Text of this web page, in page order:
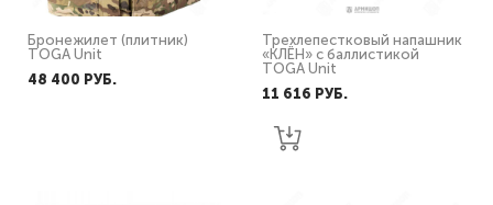
Бронежилет (плитник)
TOGA Unit
48 400 PУБ.
Трехлепестковый напашник
«КЛЁН» с баллистикой
TOGA Unit
11 616 PУБ.